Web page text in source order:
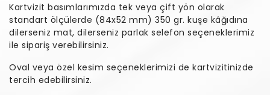
Kartvizit basımlarımızda tek veya çift yön olarak
standart ölçülerde (84x52 mm) 350 gr. kuşe kâğıdına
dilerseniz mat, dilerseniz parlak selefon seçeneklerimiz
ile sipariş verebilirsiniz.
Oval veya özel kesim seçeneklerimizi de kartvizitinizde
tercih edebilirsiniz.